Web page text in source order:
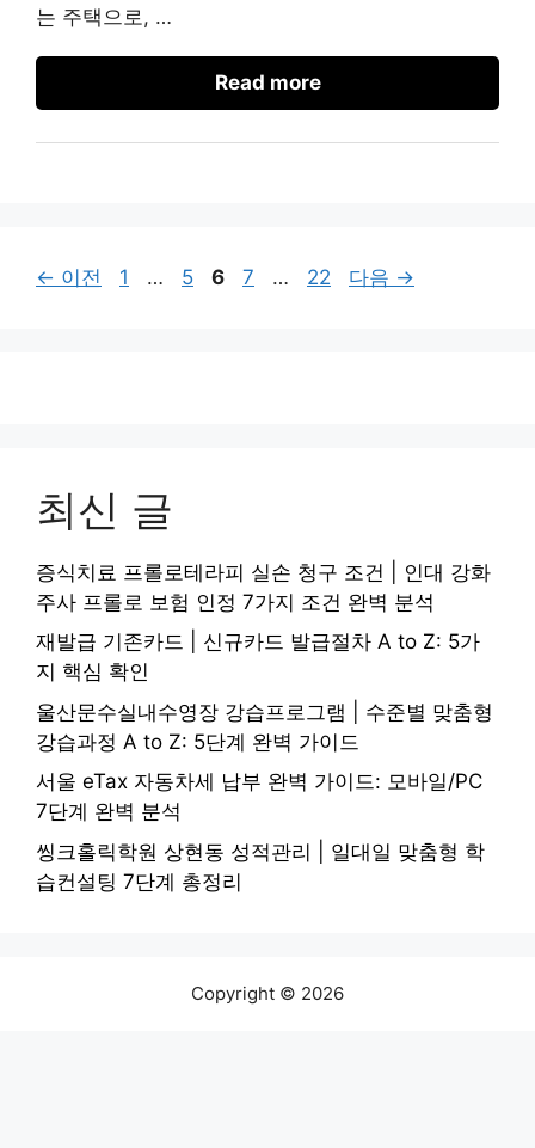
는 주택으로, …
Read more
← 이전
페
1 …
페
5
페
6
페
7 …
페
22 다음 →
최신 글
증식치료 프롤로테라피 실손 청구 조건 | 인대 강화
주사 프롤로 보험 인정 7가지 조건 완벽 분석
재발급 기존카드 | 신규카드 발급절차 A to Z: 5가
지 핵심 확인
울산문수실내수영장 강습프로그램 | 수준별 맞춤형
강습과정 A to Z: 5단계 완벽 가이드
서울 eTax 자동차세 납부 완벽 가이드: 모바일/PC
7단계 완벽 분석
씽크홀릭학원 상현동 성적관리 | 일대일 맞춤형 학
습컨설팅 7단계 총정리
Copyright © 2026